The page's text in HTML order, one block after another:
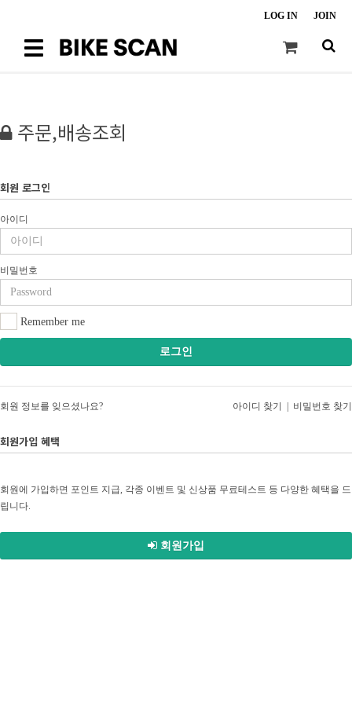
LOG IN JOIN
Toggle
주문,배송조회
회원 로그인
아이디
비밀번호
Remember me
로그인
회원 정보를 잊으셨나요? 아이디 찾기 비밀번호 찾기
회원가입 혜택
회원에 가입하면 포인트 지급, 각종 이벤트 및 신상품 무료테스트 등 다양한 혜택을 드
립니다.
회원가입